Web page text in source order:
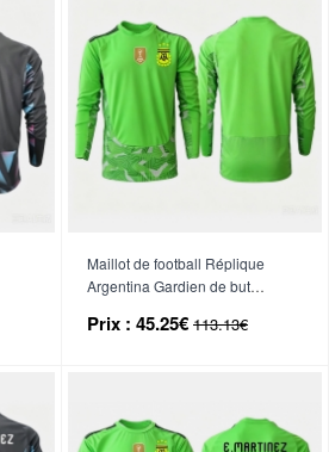
Maillot de football Réplique
Argentina Gardien de but
Longue
Prix : 45.25€ 113.13€